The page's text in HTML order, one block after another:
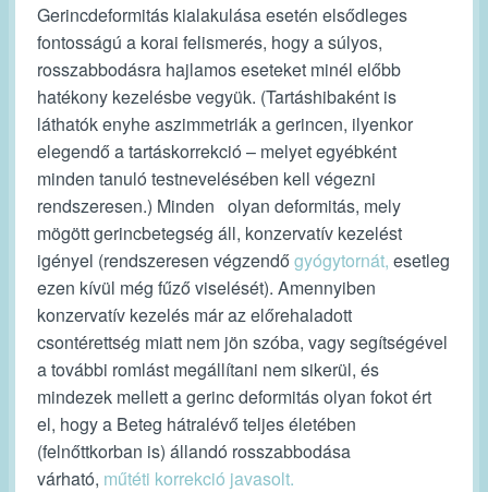
Gerincdeformitás kialakulása esetén elsődleges
fontosságú a korai felismerés, hogy a súlyos,
rosszabbodásra hajlamos eseteket minél előbb
hatékony kezelésbe vegyük. (Tartáshibaként is
láthatók enyhe aszimmetriák a gerincen, ilyenkor
elegendő a tartáskorrekció – melyet egyébként
minden tanuló testnevelésében kell végezni
rendszeresen.) Minden olyan deformitás, mely
mögött gerincbetegség áll, konzervatív kezelést
igényel (rendszeresen végzendő gyógytornát, esetleg
ezen kívül még fűző viselését). Amennyiben
konzervatív kezelés már az előrehaladott
csontérettség miatt nem jön szóba, vagy segítségével
a további romlást megállítani nem sikerül, és
mindezek mellett a gerinc deformitás olyan fokot ért
el, hogy a Beteg hátralévő teljes életében
(felnőttkorban is) állandó rosszabbodása
várható, műtéti korrekció javasolt.